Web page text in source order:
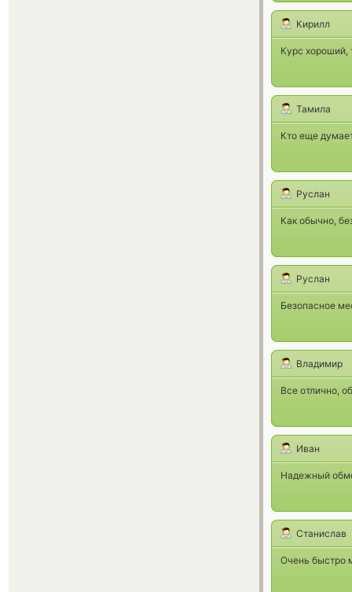
Кирилл
Курс хороший,
Тамила
Кто еще
Руслан
Как обычно,
Руслан
Безопасное
Владимир
Все отлично,
Иван
Надежный
Станислав
Очень быстро